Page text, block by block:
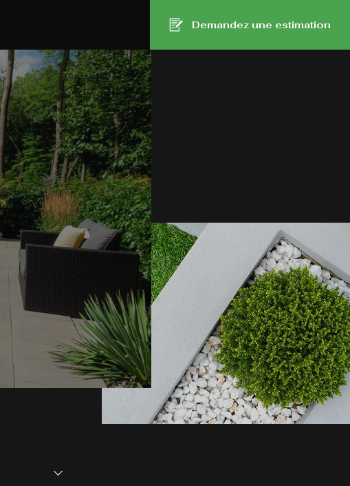
Demandez une estimation